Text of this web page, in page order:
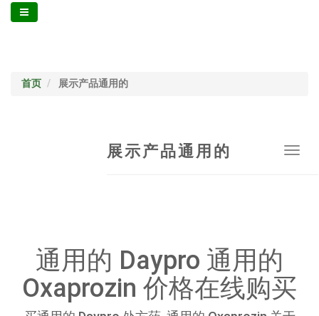
首页 展示产品通用的
展示产品通用的
通用的 Daypro 通用的
Oxaprozin 价格在线购买